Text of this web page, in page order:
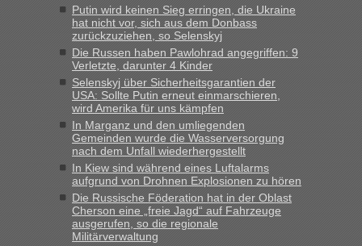
Putin wird keinen Sieg erringen, die Ukraine
hat nicht vor, sich aus dem Donbass
zurückzuziehen, so Selenskyj
Die Russen haben Pawlohrad angegriffen: 9
Verletzte, darunter 4 Kinder
Selenskyj über Sicherheitsgarantien der
USA: Sollte Putin erneut einmarschieren,
wird Amerika für uns kämpfen
In Marganz und den umliegenden
Gemeinden wurde die Wasserversorgung
nach dem Unfall wiederhergestellt
In Kiew sind während eines Luftalarms
aufgrund von Drohnen Explosionen zu hören
Die Russische Föderation hat in der Oblast
Cherson eine „freie Jagd“ auf Fahrzeuge
ausgerufen, so die regionale
Militärverwaltung